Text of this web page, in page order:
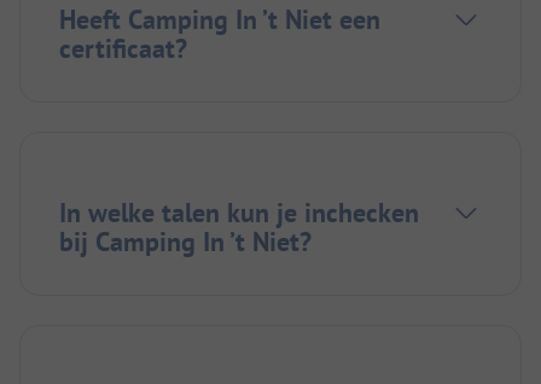
Heeft Camping In ’t Niet een
certificaat?
In welke talen kun je inchecken
bij Camping In ’t Niet?